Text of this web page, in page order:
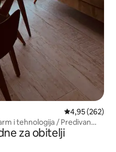
Prosječna
4,95 (262)
i tehnologija / Predivan
za obitelji